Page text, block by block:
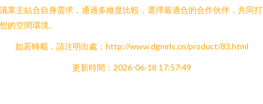
業主結合自身需求，通過多維度比較，選擇最適合的合作伙伴，共同
的空間環境。
如若轉載，請注明出處：http://www.dgmrls.cn/product/83.html
更新時間：2026-06-18 17:57:49